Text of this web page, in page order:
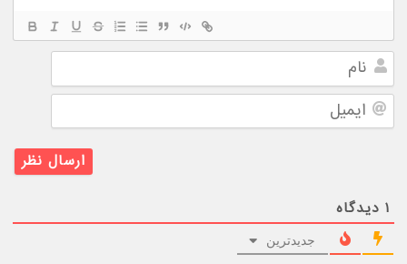
نام
ایمیل
۱ دیدگاه
جدیدترین